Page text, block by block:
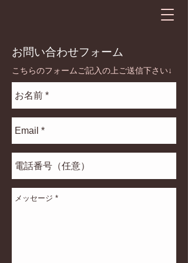
お問い合わせフォーム
こちらのフォームご記入の上ご送信下さい↓